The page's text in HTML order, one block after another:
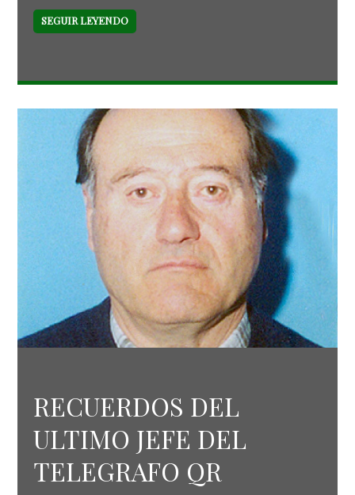
SEGUIR LEYENDO
RECUERDOS DEL
ULTIMO JEFE DEL
TELEGRAFO QR